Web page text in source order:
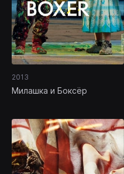
2013
Милашка и Боксёр